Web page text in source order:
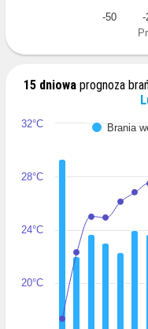
-50 -
15 dniowa prognoza
Brania
24°C
20°C
28°C
32°C